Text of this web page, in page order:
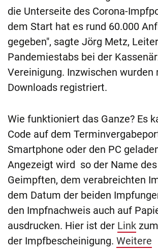
die Unterseite des Corona-
dem Start hat es rund 60.000
gegeben", sagte Jörg Metz,
Pandemiestabs bei der
Vereinigung. Inzwischen wurden
Downloads registriert.
Wie funktioniert das Ganze? Es
Code auf dem
Smartphone oder den PC
Angezeigt wird so der Name
Geimpften, dem verabreichten
dem Datum der beiden
den Impfnachweis auch auf
ausdrucken. Hier ist der Link
der Impfbescheinigung. Weitere